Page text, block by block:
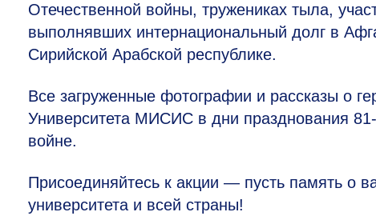
Отечественной войны, тружениках тыла,
выполнявших интернациональный долг в
Сирийской Арабской республике.
Все загруженные фотографии и рассказы о
Университета МИСИС в дни празднования
войне.
Присоединяйтесь к акции — пусть память о
университета и всей страны!